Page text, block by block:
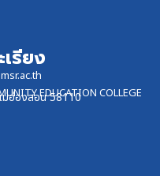
รียง
EDUCATION COLLEGE
ม่ฮ่องสอน 58110